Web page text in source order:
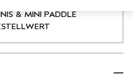
& MINI PADDLE